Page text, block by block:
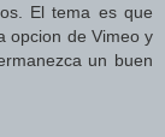
El tema es que
opcion de Vimeo y
un buen